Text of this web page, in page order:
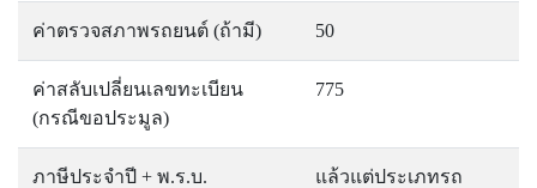
ค่าตรวจสภาพรถยนต์ (ถ้ามี) 50
ค่าสลับเปลี่ยนเลขทะเบียน
(กรณีขอประมูล)
775
ภาษีประจำปี + พ.ร.บ.
แล้วแต่ประเภทรถ